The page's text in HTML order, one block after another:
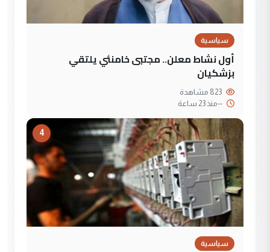
سياسية
أول نشاط معلن.. مجتبى خامنئي يلتقي
بزشكيان
--منذ 23 ساعة
4
سياسية